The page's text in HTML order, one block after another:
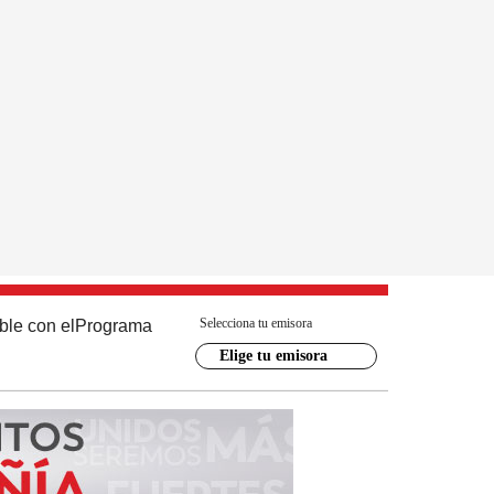
con el Programa Selecciona tu emisora
Elige tu emisora